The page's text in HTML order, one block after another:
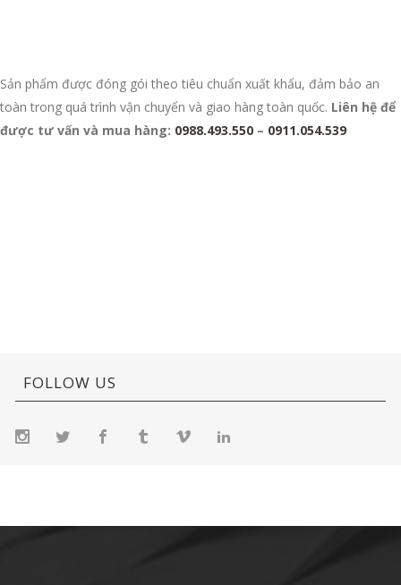
Sản phẩm được đóng gói theo tiêu chuẩn xuất khẩu, đảm bảo an
toàn trong quá trình vận chuyển và giao hàng toàn quốc. Liên hệ để
được tư vấn và mua hàng: 0988.493.550 – 0911.054.539
FOLLOW US